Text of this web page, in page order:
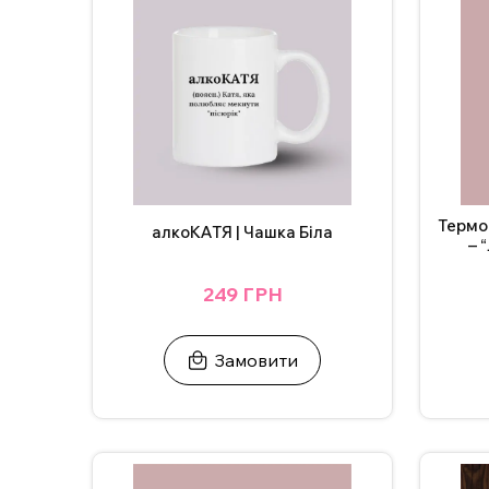
алкоКАТЯ | Чашка Біла
249 ГРН
Замовити
–